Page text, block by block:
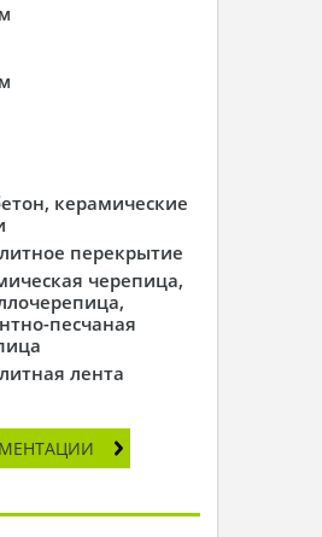
керамические
перекрытие
черепица,
песчаная
лента